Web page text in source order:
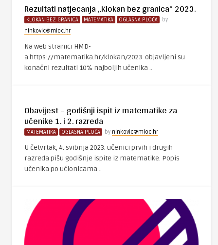
Rezultati natjecanja „Klokan bez granica“ 2023.
KLOKAN BEZ GRANICA MATEMATIKA OGLASNA PLOČA
by
ninkovic@mioc.hr
Na web stranici HMD-
a https://matematika.hr/klokan/2023 objavljeni su
konačni rezultati 10% najboljih učenika ..
Obavijest – godišnji ispit iz matematike za
učenike 1. i 2. razreda
MATEMATIKA OGLASNA PLOČA by ninkovic@mioc.hr
U četvrtak, 4. svibnja 2023. učenici prvih i drugih
razreda pišu godišnje ispite iz matematike. Popis
učenika po učionicama ..